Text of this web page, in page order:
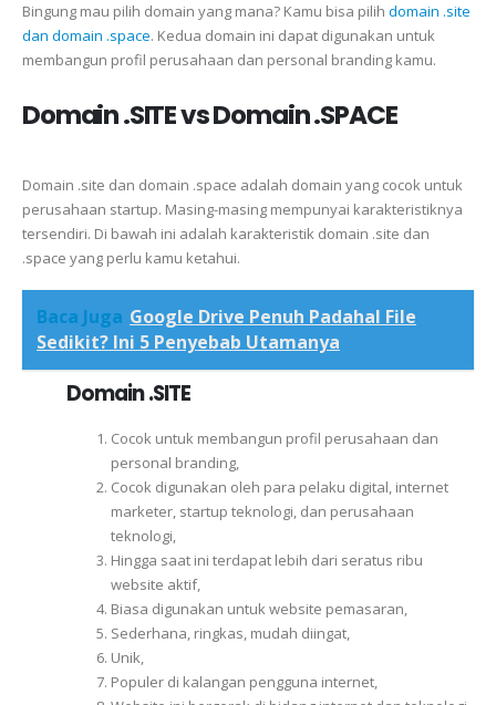
Bingung mau pilih domain yang mana? Kamu bisa pilih domain .site
dan domain .space. Kedua domain ini dapat digunakan untuk
membangun profil perusahaan dan personal branding kamu.
Domain .SITE vs Domain .SPACE
Domain .site dan domain .space adalah domain yang cocok untuk
perusahaan startup. Masing-masing mempunyai karakteristiknya
tersendiri. Di bawah ini adalah karakteristik domain .site dan
.space yang perlu kamu ketahui.
Baca Juga Google Drive Penuh Padahal File
Sedikit? Ini 5 Penyebab Utamanya
Domain .SITE
Cocok untuk membangun profil perusahaan dan
personal branding,
Cocok digunakan oleh para pelaku digital, internet
marketer, startup teknologi, dan perusahaan
teknologi,
Hingga saat ini terdapat lebih dari seratus ribu
website aktif,
Biasa digunakan untuk website pemasaran,
Sederhana, ringkas, mudah diingat,
Unik,
Populer di kalangan pengguna internet,